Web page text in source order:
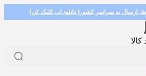
ارسال به سراسر کشور( دانلود اپ کلیک کن)